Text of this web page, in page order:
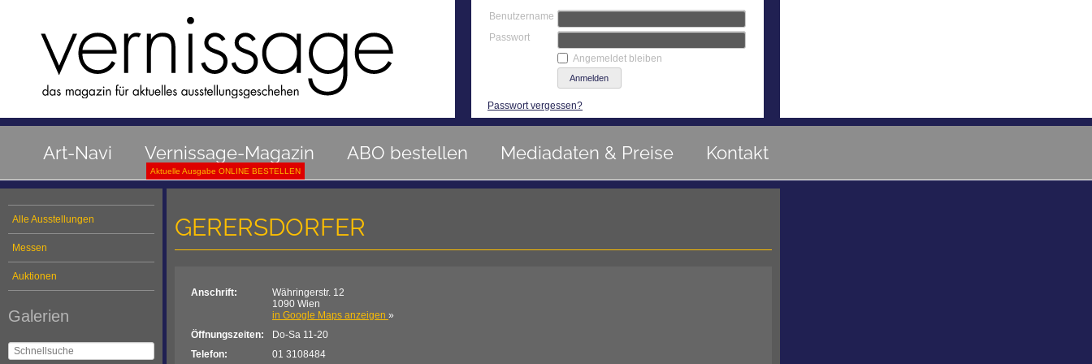
Benutzername
Passwort
Angemeldet bleiben
Passwort vergessen?
Art-Navi Vernissage-Magazin ABO bestellen Mediadaten & Preise Kontakt
Aktuelle Ausgabe ONLINE BESTELLEN
Alle Ausstellungen
Messen
Auktionen
Galerien
GERERSDORFER
Anschrift:
Währingerstr. 12
1090 Wien
in Google Maps anzeigen »
Öffnungszeiten:
Do-Sa 11-20
Telefon:
01 3108484